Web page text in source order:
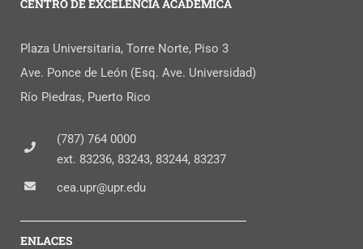
CENTRO DE EXCELENCIA ACADÉMICA
Plaza Universitaria, Torre Norte, Piso 3
Ave. Ponce de León (Esq. Ave. Universidad)
Río Piedras, Puerto Rico
(787) 764 0000
ext. 83236, 83243, 83244, 83237
cea.upr@upr.edu
ENLACES